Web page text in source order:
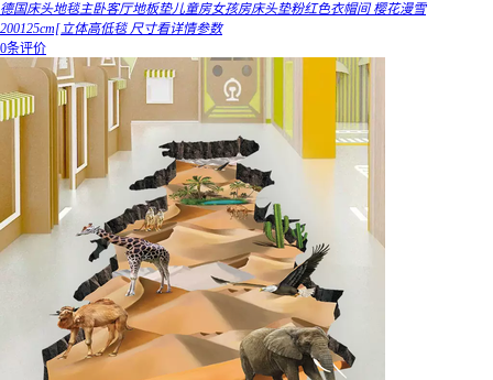
德国床头地毯主卧客厅地板垫儿童房女孩房床头垫粉红色衣帽间 樱花漫雪
200125cm[立体高低毯 尺寸看详情参数
0条评价